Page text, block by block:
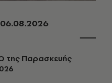
της Παρασκευής